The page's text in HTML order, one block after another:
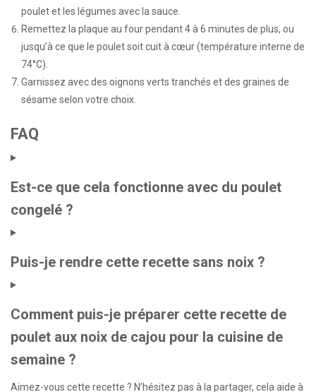
poulet et les légumes avec la sauce.
Remettez la plaque au four pendant 4 à 6 minutes de plus, ou
jusqu’à ce que le poulet soit cuit à cœur (température interne de
74°C).
Garnissez avec des oignons verts tranchés et des graines de
sésame selon votre choix.
FAQ
Est-ce que cela fonctionne avec du poulet
congelé ?
Puis-je rendre cette recette sans noix ?
Comment puis-je préparer cette recette de
poulet aux noix de cajou pour la cuisine de
semaine ?
Aimez-vous cette recette ? N’hésitez pas à la partager, cela aide à